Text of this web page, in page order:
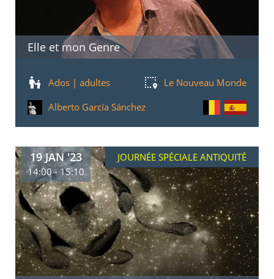
Elle et mon Genre
Ados | adultes
Le Nouveau Monde
Alberto García Sánchez
19 JAN '23
14:00 - 15:10
JOURNÉE SPÉCIALE ANTIQUITÉ